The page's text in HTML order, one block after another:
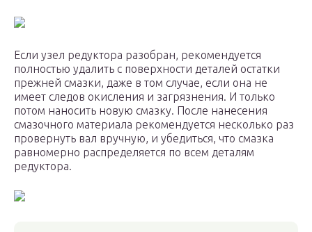
Если узел редуктора разобран, рекомендуется
полностью удалить с поверхности деталей остатки
прежней смазки, даже в том случае, если она не
имеет следов окисления и загрязнения. И только
потом наносить новую смазку. После нанесения
смазочного материала рекомендуется несколько раз
провернуть вал вручную, и убедиться, что смазка
равномерно распределяется по всем деталям
редуктора.